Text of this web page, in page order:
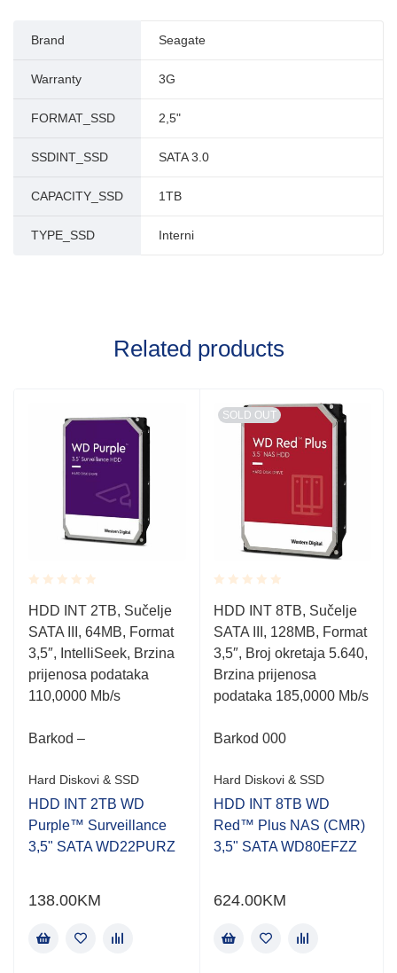
Brand Seagate
Warranty 3G
FORMAT_SSD 2,5"
SSDINT_SSD SATA 3.0
CAPACITY_SSD 1TB
TYPE_SSD Interni
Related products
Rated
0.001
out
of
5
HDD INT 2TB, Sučelje
SATA III, 64MB, Format
3,5″, IntelliSeek, Brzina
prijenosa podataka
110,0000 Mb/s
Barkod –
Hard Diskovi & SSD
HDD INT 2TB WD
Purple™ Surveillance
3,5" SATA WD22PURZ
138.00KM
SOLD OUT
Rated
0.001
out
of
5
HDD INT 8TB, Sučelje
SATA III, 128MB, Format
3,5″, Broj okretaja 5.640,
Brzina prijenosa
podataka 185,0000 Mb/s
Barkod 000
Hard Diskovi & SSD
HDD INT 8TB WD
Red™ Plus NAS (CMR)
3,5" SATA WD80EFZZ
624.00KM